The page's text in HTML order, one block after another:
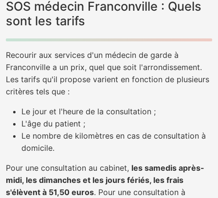
SOS médecin Franconville : Quels
sont les tarifs
Recourir aux services d'un médecin de garde à
Franconville a un prix, quel que soit l'arrondissement.
Les tarifs qu'il propose varient en fonction de plusieurs
critères tels que :
Le jour et l'heure de la consultation ;
L'âge du patient ;
Le nombre de kilomètres en cas de consultation à
domicile.
Pour une consultation au cabinet, les samedis après-
midi, les dimanches et les jours fériés, les frais
s'élèvent à 51,50 euros. Pour une consultation à